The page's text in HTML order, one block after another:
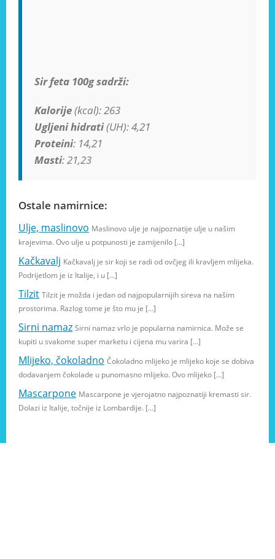
Sir feta 100g sadrži:
Kalorije(kcal): 263
Ugljeni hidrati(UH): 4,21
Proteini: 14,21
Masti: 21,23
Ostale namirnice:
Ulje, maslinovo Maslinovo ulje je najpoznatije ulje u našim
krajevima. Ovo ulje u potpunosti je zamijenilo […]
Kačkavalj Kačkavalj je sir koji se radi od ovčjeg ili kravljem mlijeka.
Podrijetlom je iz Italije, i u […]
Tilzit Tilzit je možda i jedan od najpopularnijih sireva na našim
prostorima. Razlog tome je što mu je […]
Sirni namaz Sirni namaz vrlo je popularna namirnica. Može se
kupiti u svakome super marketu i cijena mu varira […]
Mlijeko, čokoladno Čokoladno mlijeko je mlijeko koje se dobiva
dodavanjem čokolade u punomasno mlijeko. Ovo mlijeko […]
Mascarpone Mascarpone je vjerojatno najpoznatiji kremasti sir.
Dolazi iz Italije, točnije iz Lombardije. […]